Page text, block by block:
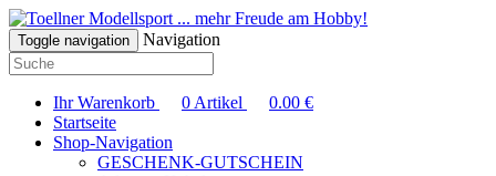
... mehr Freude am Hobby!
Toggle navigation Navigation
Ihr Warenkorb 0 Artikel 0.00 €
Startseite
Shop-Navigation
GESCHENK-GUTSCHEIN